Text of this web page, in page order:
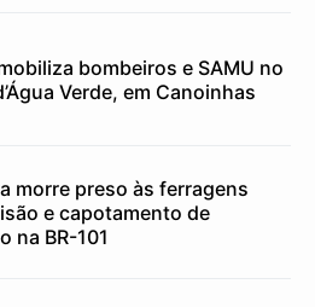
bombeiros e SAMU no
Verde, em Canoinhas
morre preso às ferragens
e capotamento de
na BR-101